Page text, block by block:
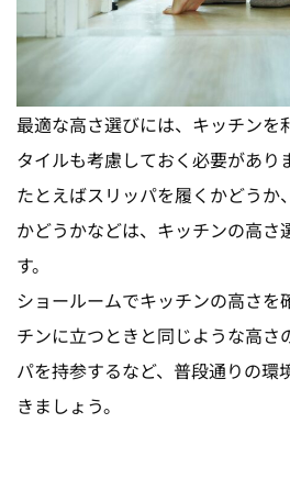
最適な高さ選びには、キッチンを
タイルも考慮しておく必要があり
たとえばスリッパを履くかどうか
かどうかなどは、キッチンの高さ
す。
ショールームでキッチンの高さを
チンに立つときと同じような高さ
パを持参するなど、普段通りの環
きましょう。